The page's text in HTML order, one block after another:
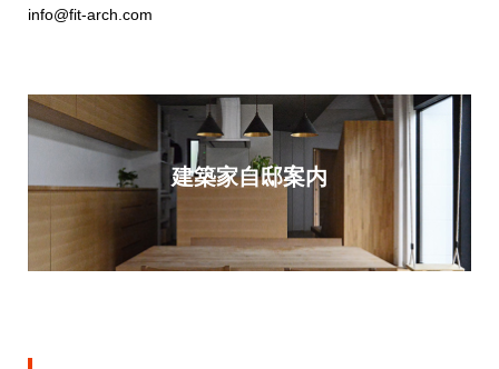
info@fit-arch.com
建築家自邸案内